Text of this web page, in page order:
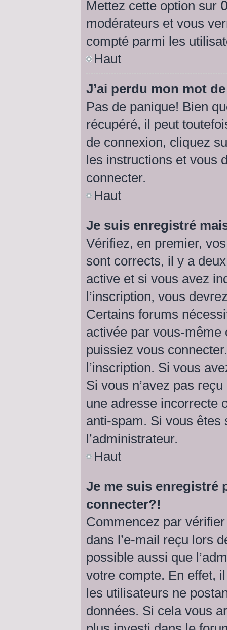
Mettez cette option sur
modérateurs et vous
compté parmi les
Haut
J’ai perdu mon mot
Pas de panique! Bien
récupéré, il peut
de connexion, cliquez
les instructions et vous
connecter.
Haut
Je suis enregistré
Vérifiez, en premier,
sont corrects, il y a
active et si vous avez
l’inscription, vous
Certains forums
activée par vous-même
puissiez vous
l’inscription. Si vous
Si vous n’avez pas
une adresse incorrecte
anti-spam. Si vous êtes
l’administrateur.
Haut
Je me suis enregistré
connecter?!
Commencez par
dans l’e-mail reçu lors
possible aussi que
votre compte. En effet,
les utilisateurs ne
données. Si cela vous